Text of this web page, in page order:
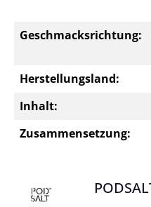
Geschmacksrichtung:
Herstellungsland:
Inhalt:
Zusammensetzung: